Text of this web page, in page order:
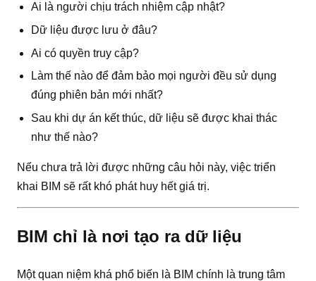
Ai là người chịu trách nhiệm cập nhật?
Dữ liệu được lưu ở đâu?
Ai có quyền truy cập?
Làm thế nào để đảm bảo mọi người đều sử dụng
đúng phiên bản mới nhất?
Sau khi dự án kết thúc, dữ liệu sẽ được khai thác
như thế nào?
Nếu chưa trả lời được những câu hỏi này, việc triển
khai BIM sẽ rất khó phát huy hết giá trị.
BIM chỉ là nơi tạo ra dữ liệu
Một quan niệm khá phổ biến là BIM chính là trung tâm